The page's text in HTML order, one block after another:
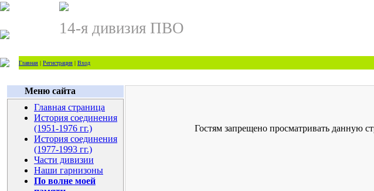
14-я дивизия ПВО
Главная | Регистрация | Вход
Меню сайта
Главная страница
История соединения
(1951-1976 гг.)
История соединения
(1977-1993 гг.)
Части дивизии
Наши гарнизоны
По волне моей
Гостям запрещено просматривать данную